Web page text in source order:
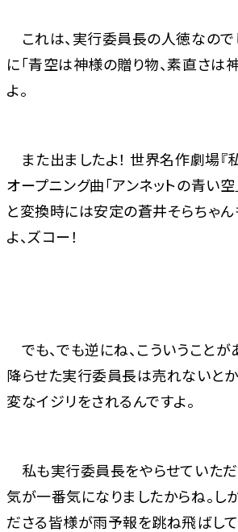
これは、実行委員長の人徳なので
に「青空は神様の贈り物、素直さは
よ。
また出ましたよ！ 世界名作劇場『
オープニング曲「アンネットの青い空
と変換時には安定の蒼井そらちゃ
よ、ズコー！
でも、でも逆にね、こういうことが
降らせた実行委員長は売れないとか
変なイジリをされるんですよ。
私も実行委員長をやらせていただ
気が一番気になりましたからね。し
ださる皆様が雨予報を跳ね飛ばして